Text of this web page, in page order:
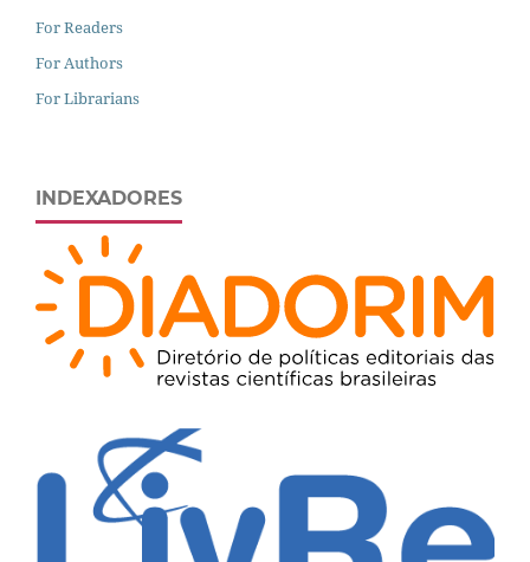
For Readers
For Authors
For Librarians
INDEXADORES